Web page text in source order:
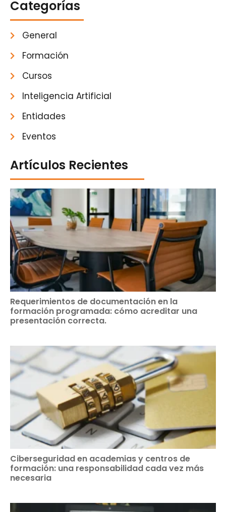
Artículos Recientes
Requerimientos de documentación en la
formación programada: cómo acreditar una
presentación correcta.
Ciberseguridad en academias y centros de
formación: una responsabilidad cada vez más
necesaria
Categorías
General
Formación
Cursos
Inteligencia Artificial
Entidades
Eventos